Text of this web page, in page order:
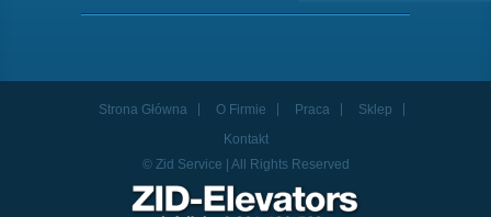
Strona Główna O Firmie Praca
Sklep
Kontakt
© Zid Service | All Rights Reserved